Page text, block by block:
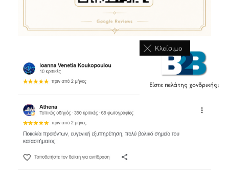
Κλείσιμο
Είστε πελάτης χονδρικής;